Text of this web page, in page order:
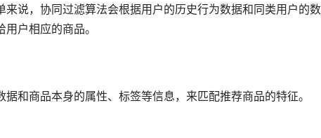
说，协同过滤算法会根据用户的历史行为数据和同类用户的数
户相应的商品。
和商品本身的属性、标签等信息，来匹配推荐商品的特征。